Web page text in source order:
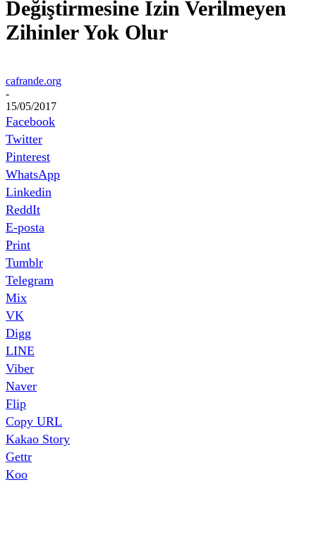
Değiştirmesine Izin Verilmeyen
Zihinler Yok Olur
cafrande.org
-
15/05/2017
Facebook
Twitter
Pinterest
WhatsApp
Linkedin
ReddIt
E-posta
Print
Tumblr
Telegram
Mix
VK
Digg
LINE
Viber
Naver
Flip
Copy URL
Kakao Story
Gettr
Koo